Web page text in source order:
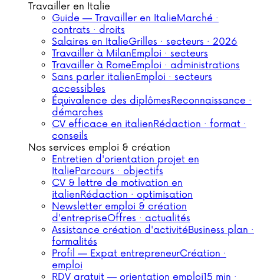
Travailler en Italie
Guide — Travailler en ItalieMarché ·
contrats · droits
Salaires en ItalieGrilles · secteurs · 2026
Travailler à MilanEmploi · secteurs
Travailler à RomeEmploi · administrations
Sans parler italienEmploi · secteurs
accessibles
Équivalence des diplômesReconnaissance ·
démarches
CV efficace en italienRédaction · format ·
conseils
Nos services emploi & création
Entretien d'orientation projet en
ItalieParcours · objectifs
CV & lettre de motivation en
italienRédaction · optimisation
Newsletter emploi & création
d'entrepriseOffres · actualités
Assistance création d'activitéBusiness plan ·
formalités
Profil — Expat entrepreneurCréation ·
emploi
RDV gratuit — orientation emploi15 min ·